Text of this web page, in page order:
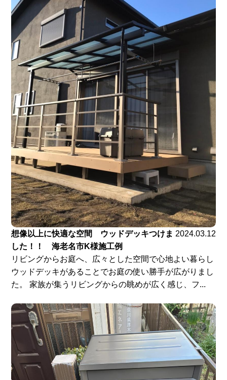
想像以上に快適な空間 ウッドデッキつけま
した！！ 海老名市K様施工例
2024.03.12
リビングからお庭へ、広々とした空間で心地よい暮らし
ウッドデッキがあることでお庭の使い勝手が広がりまし
た。 家族が集うリビングからの眺めが広く感じ、フ...